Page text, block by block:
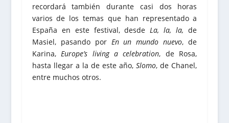
recordará también durante casi dos horas
varios de los temas que han representado a
España en este festival, desde La, la, la, de
Masiel, pasando por En un mundo nuevo, de
Karina, Europe’s living a celebration, de Rosa,
hasta llegar a la de este año,Slomo, de Chanel,
entre muchos otros.